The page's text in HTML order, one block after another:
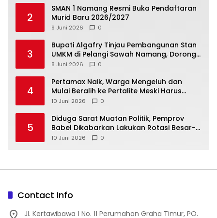
2
SMAN 1 Namang Resmi Buka Pendaftaran
Murid Baru 2026/2027
9 Juni 2026 0
3
‎Bupati Algafry Tinjau Pembangunan Stan
UMKM di Pelangi Sawah Namang, Dorong
Wisata dan Ekonomi Lokal Kian Tertata
8 Juni 2026 0
4
‎Pertamax Naik, Warga Mengeluh dan
Mulai Beralih ke Pertalite Meski Harus
10 Juni 2026 0
5
‎Diduga Sarat Muatan Politik, Pemprov
Babel Dikabarkan Lakukan Rotasi Besar-
10 Juni 2026 0
Contact Info
Jl. Kertawibawa 1 No. 11 Perumahan Graha Timur, PO.